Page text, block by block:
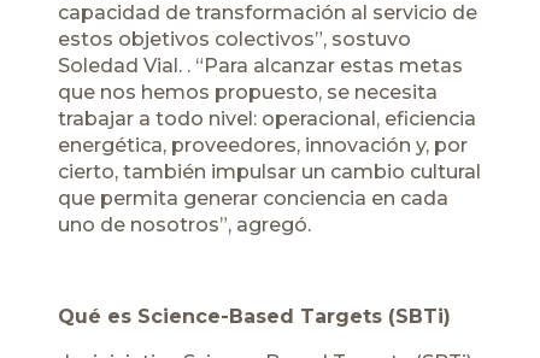
capacidad de transformación al servicio de
estos objetivos colectivos”, sostuvo
Soledad Vial. . “Para alcanzar estas metas
que nos hemos propuesto, se necesita
trabajar a todo nivel: operacional, eficiencia
energética, proveedores, innovación y, por
cierto, también impulsar un cambio cultural
que permita generar conciencia en cada
uno de nosotros”, agregó.
Qué es Science-Based Targets (SBTi)